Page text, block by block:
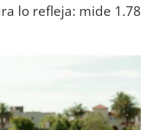
lo refleja: mide 1.78